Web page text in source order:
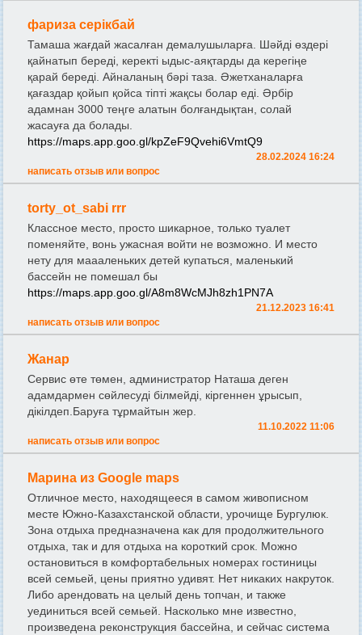
фариза серікбай
Тамаша жағдай жасалған демалушыларға. Шәйді өздері
қайнатып береді, керекті ыдыс-аяқтарды да керегіңе
қарай береді. Айналаның бәрі таза. Әжетханаларға
қағаздар қойып қойса тіпті жақсы болар еді. Әрбір
адамнан 3000 теңге алатын болғандықтан, солай
жасауға да болады.
https://maps.app.goo.gl/kpZeF9Qvehi6VmtQ9
28.02.2024 16:24
написать отзыв или вопрос
torty_ot_sabi rrr
Классное место, просто шикарное, только туалет
поменяйте, вонь ужасная войти не возможно. И место
нету для маааленьких детей купаться, маленький
бассейн не помешал бы
https://maps.app.goo.gl/A8m8WcMJh8zh1PN7A
21.12.2023 16:41
написать отзыв или вопрос
Жанар
Сервис өте төмен, администратор Наташа деген
адамдармен сөйлесуді білмейді, кіргеннен ұрысып,
дікілдеп.Баруға тұрмайтын жер.
11.10.2022 11:06
написать отзыв или вопрос
Марина из Google maps
Отличное место, находящееся в самом живописном
месте Южно-Казахстанской области, урочище Бургулюк.
Зона отдыха предназначена как для продолжительного
отдыха, так и для отдыха на короткий срок. Можно
остановиться в комфортабельных номерах гостиницы
всей семьей, цены приятно удивят. Нет никаких накруток.
Либо арендовать на целый день топчан, и также
уединиться всей семьей. Насколько мне известно,
произведена реконструкция бассейна, и сейчас система